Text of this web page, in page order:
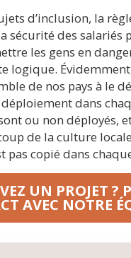
d’inclusion, la
sécurité des salariés
les gens en
logique.
de nos pays à le
dans
ou non déployés,
de la culture
pas copié dans
UN PROJET ?
AVEC NOTRE